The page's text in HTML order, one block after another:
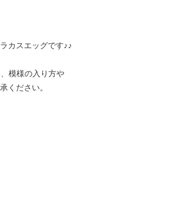
カスエッグです♪♪
模様の入り方や
ください。